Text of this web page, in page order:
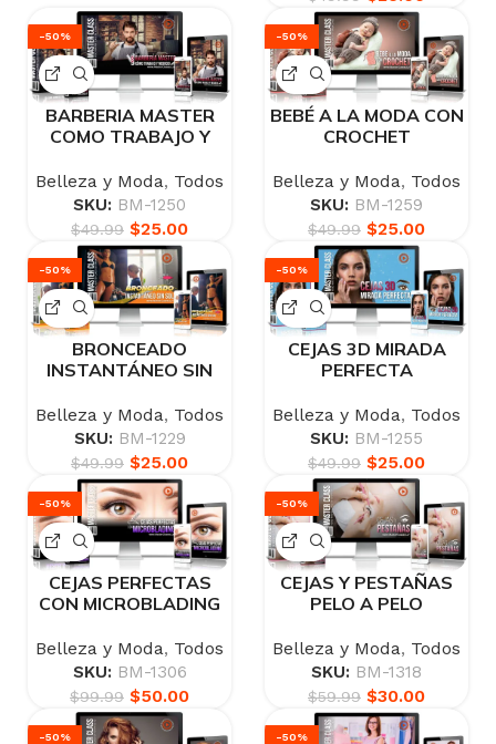
-50%
BARBERIA MASTER
COMO TRABAJO Y
Belleza y Moda, Todos
SKU: BM-1250
$49.99 $25.00
-50%
BEBÉ A LA MODA CON
CROCHET
Belleza y Moda, Todos
SKU: BM-1259
$49.99 $25.00
-50%
BRONCEADO
INSTANTÁNEO SIN
Belleza y Moda, Todos
SKU: BM-1229
$49.99 $25.00
-50%
CEJAS 3D MIRADA
PERFECTA
Belleza y Moda, Todos
SKU: BM-1255
$49.99 $25.00
-50%
CEJAS PERFECTAS
CON MICROBLADING
Belleza y Moda, Todos
SKU: BM-1306
$99.99 $50.00
-50%
CEJAS Y PESTAÑAS
PELO A PELO
Belleza y Moda, Todos
SKU: BM-1318
$59.99 $30.00
-50% -50%